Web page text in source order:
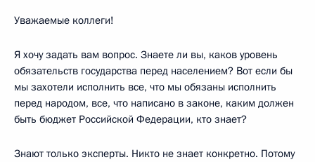
Уважаемые коллеги!
Я хочу задать вам вопрос. Знаете ли вы, каков уровень
обязательств государства перед населением? Вот если бы
мы захотели исполнить все, что мы обязаны исполнить
перед народом, все, что написано в законе, каким должен
быть бюджет Российской Федерации, кто знает?
Знают только эксперты. Никто не знает конкретно. Потому